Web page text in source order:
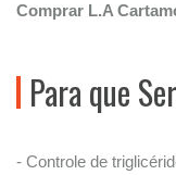
Comprar L.A
Para que
- Controle de